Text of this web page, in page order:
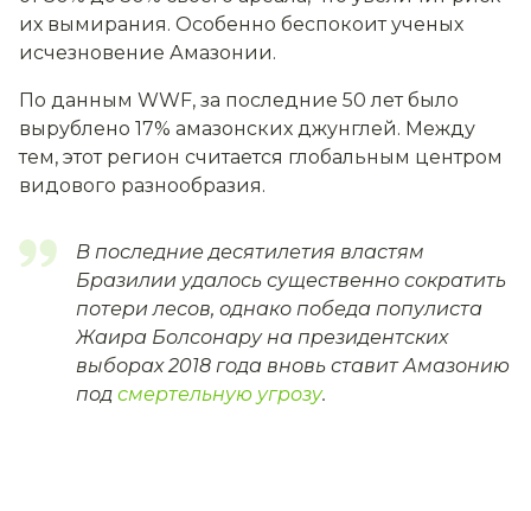
их вымирания. Особенно беспокоит ученых
исчезновение Амазонии.
По данным WWF, за последние 50 лет было
вырублено 17% амазонских джунглей. Между
тем, этот регион считается глобальным центром
видового разнообразия.
В последние десятилетия властям
Бразилии удалось существенно сократить
потери лесов, однако победа популиста
Жаира Болсонару на президентских
выборах 2018 года вновь ставит Амазонию
под смертельную угрозу.